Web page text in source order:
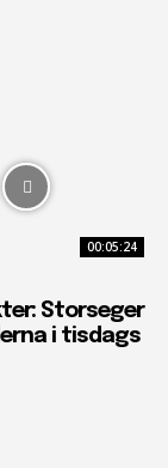
00:05:24
Storseger
i tisdags